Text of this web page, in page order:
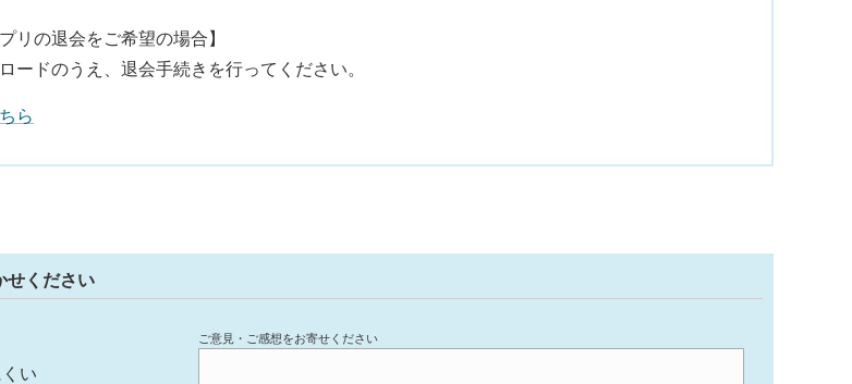
リの退会をご希望の場合】
ードのうえ、退会手続きを行ってください。
ら
せください
い
ご意見・ご感想をお寄せください